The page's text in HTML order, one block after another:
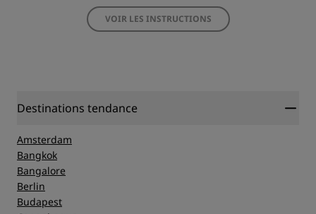
VOIR LES INSTRUCTIONS
Destinations tendance
Amsterdam
Bangkok
Bangalore
Berlin
Budapest